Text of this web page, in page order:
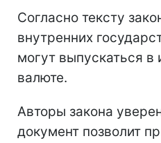
Согласно тексту
внутренних
могут выпускаться в
валюте.
Авторы закона
документ позволит